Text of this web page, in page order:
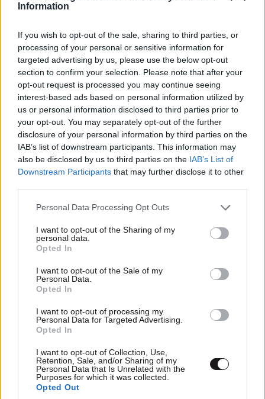
Information
If you wish to opt-out of the sale, sharing to third parties, or
processing of your personal or sensitive information for
targeted advertising by us, please use the below opt-out
section to confirm your selection. Please note that after your
opt-out request is processed you may continue seeing
interest-based ads based on personal information utilized by
us or personal information disclosed to third parties prior to
your opt-out. You may separately opt-out of the further
disclosure of your personal information by third parties on the
IAB’s list of downstream participants. This information may
also be disclosed by us to third parties on the IAB’s List of
Downstream Participants that may further disclose it to other
Please note that this website/app uses one or more Google
not limited to your visit or usage behaviour. You may click to
grant or deny consent to Google and its third-party tags to
use your data for below specified purposes in below Google
consent section.
Personal Data Processing Opt Outs
I want to opt-out of the Sharing of my
personal data.
Opted In
I want to opt-out of the Sale of my
Personal Data.
Opted In
I want to opt-out of processing my
Personal Data for Targeted Advertising.
Opted In
I want to opt-out of Collection, Use,
Retention, Sale, and/or Sharing of my
Personal Data that Is Unrelated with the
Purposes for which it was collected.
Opted Out
TRENDING
LIFESTYLE08·08·2026 19:12
Εριέττα Κούρκουλου – Τα 33α γενέθλια και τα
φιλιά με τον Βύρωνα Βασιλειάδη: «Καμία στιγμή
ευτυχίας δεδομένη»